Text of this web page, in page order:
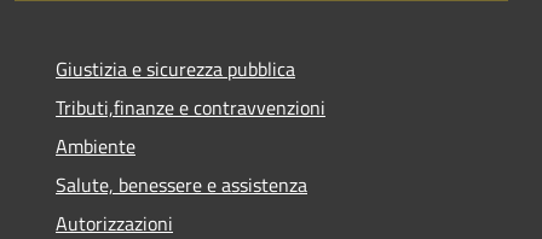
Giustizia e sicurezza pubblica
Tributi,finanze e contravvenzioni
Ambiente
Salute, benessere e assistenza
Autorizzazioni